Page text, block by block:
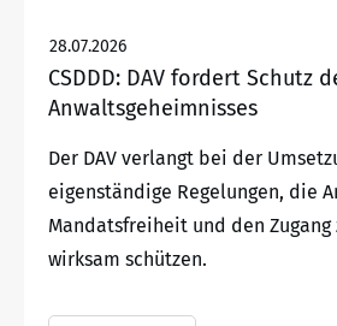
28.07.2026
CSDDD: DAV fordert Schutz
Anwaltsgeheimnisses
Der DAV verlangt bei der
eigenständige Regelungen, die
Mandatsfreiheit und den Zugang
wirksam schützen.